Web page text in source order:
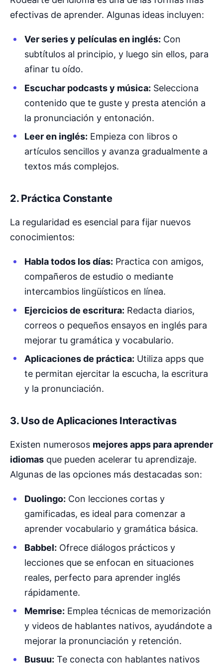
efectivas de aprender. Algunas ideas incluyen:
Ver series y películas en inglés: Con
subtítulos al principio, y luego sin ellos, para
afinar tu oído.
Escuchar podcasts y música: Selecciona
contenido que te guste y presta atención a
la pronunciación y entonación.
Leer en inglés: Empieza con libros o
artículos sencillos y avanza gradualmente a
textos más complejos.
2. Práctica Constante
La regularidad es esencial para fijar nuevos
conocimientos:
Habla todos los días: Practica con amigos,
compañeros de estudio o mediante
intercambios lingüísticos en línea.
Ejercicios de escritura: Redacta diarios,
correos o pequeños ensayos en inglés para
mejorar tu gramática y vocabulario.
Aplicaciones de práctica: Utiliza apps que
te permitan ejercitar la escucha, la escritura
y la pronunciación.
3. Uso de Aplicaciones Interactivas
Existen numerosos mejores apps para aprender
idiomas que pueden acelerar tu aprendizaje.
Algunas de las opciones más destacadas son:
Duolingo: Con lecciones cortas y
gamificadas, es ideal para comenzar a
aprender vocabulario y gramática básica.
Babbel: Ofrece diálogos prácticos y
lecciones que se enfocan en situaciones
reales, perfecto para aprender inglés
rápidamente.
Memrise: Emplea técnicas de memorización
y videos de hablantes nativos, ayudándote a
mejorar la pronunciación y retención.
Busuu: Te conecta con hablantes nativos